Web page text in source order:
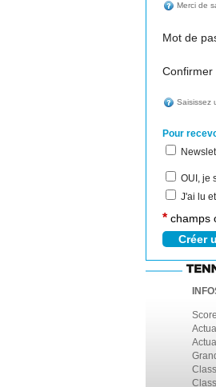
Merci de
Mot de
Confirmer
Saisissez
Pour
OUI, je
J'ai lu
* champs